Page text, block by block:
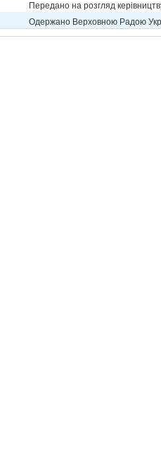
Передано на розгляд
Одержано Верховною Радою